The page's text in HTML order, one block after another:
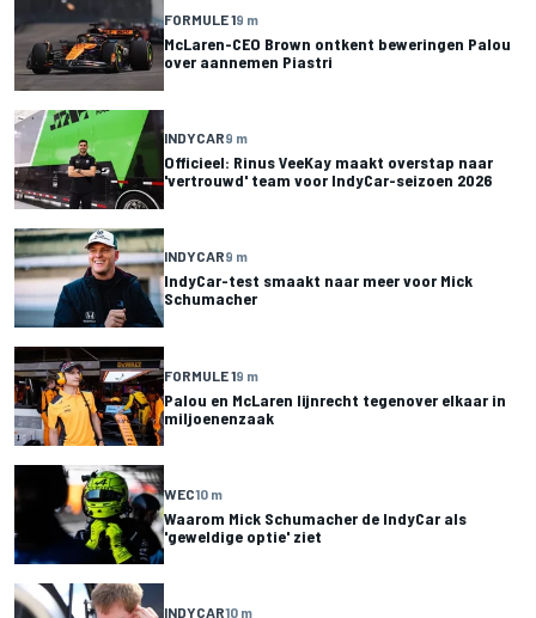
FORMULE 19 m
McLaren-CEO Brown ontkent beweringen Palou
over aannemen Piastri
INDYCAR9 m
Officieel: Rinus VeeKay maakt overstap naar
'vertrouwd' team voor IndyCar-seizoen 2026
INDYCAR9 m
IndyCar-test smaakt naar meer voor Mick
Schumacher
FORMULE 19 m
Palou en McLaren lijnrecht tegenover elkaar in
miljoenenzaak
WEC10 m
Waarom Mick Schumacher de IndyCar als
'geweldige optie' ziet
INDYCAR10 m